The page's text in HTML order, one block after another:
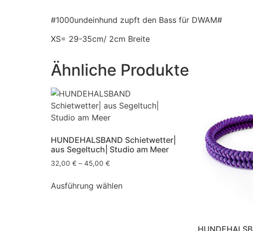
#1000undeinhund zupft den Bass für DWAM#
XS= 29-35cm/ 2cm Breite
Ähnliche Produkte
HUNDEHALSBAND Schietwetter|
aus Segeltuch| Studio am Meer
32,00 € – 45,00 €
Ausführung wählen